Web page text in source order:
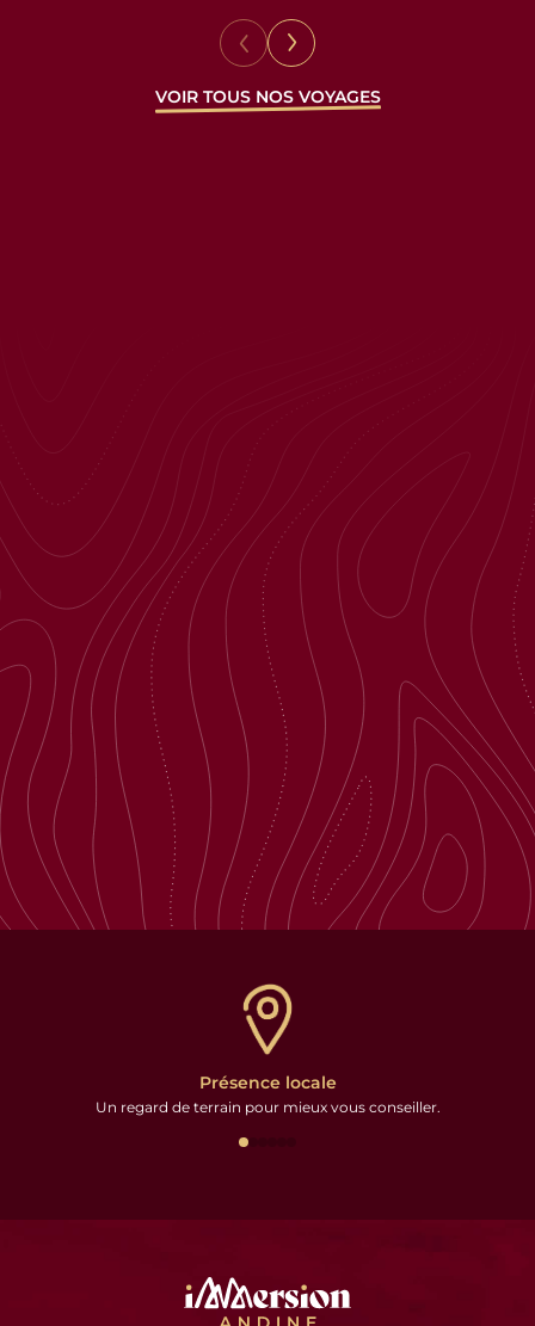
VOIR TOUS NOS VOYAGES
Présence locale
Un regard de terrain pour mieux vous conseiller.